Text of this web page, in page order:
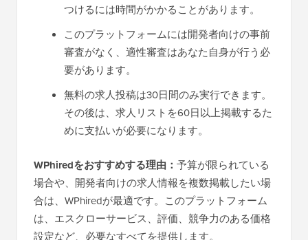
つけるには時間がかかることがあります。
このプラットフォームには開発者向けの事前
審査がなく、適性審査はあなた自身が行う必
要があります。
無料の求人投稿は30日間のみ実行できます。
その後は、求人リストを60日以上掲載するた
めに支払いが必要になります。
WPhiredをおすすめする理由： 予算が限られている
場合や、開発者向けの求人情報を複数掲載したい場
合は、WPhiredが最適です。このプラットフォーム
は、エスクローサービス、評価、競争力のある価格
設定など、必要なすべてを提供します。